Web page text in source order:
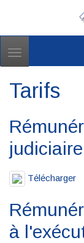
Toggle
Tarifs
judiciaire
Télécharger
à